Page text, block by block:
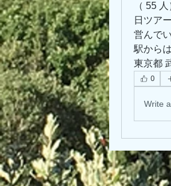
（ 55
日ツア
営んで
駅から
東京都
0
Write